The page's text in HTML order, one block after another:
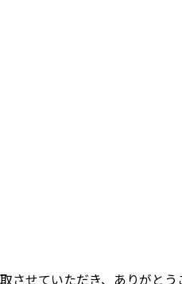
させていただき、ありがと